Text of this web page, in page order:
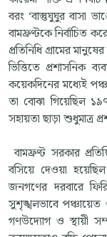
বরং ‘বাস্তুঘুঘুর বাসা
বামফ্রণ্টকে নির্বাচিত
প্রতিনিধি গ্রামের
ভিত্তিতে প্রশাসনিক
কয়েকদিনের মধ্যেই
তা বোঝা গিয়েছিল
সহায়তা ছাড়া শুধুমাত্র
বামফ্রণ্ট সরকার
বসিয়ে দেওয়া
জনগণের দরবারে
সুশৃঙ্খলভাবে
গণউদ্যোগ ও স্থায়ী